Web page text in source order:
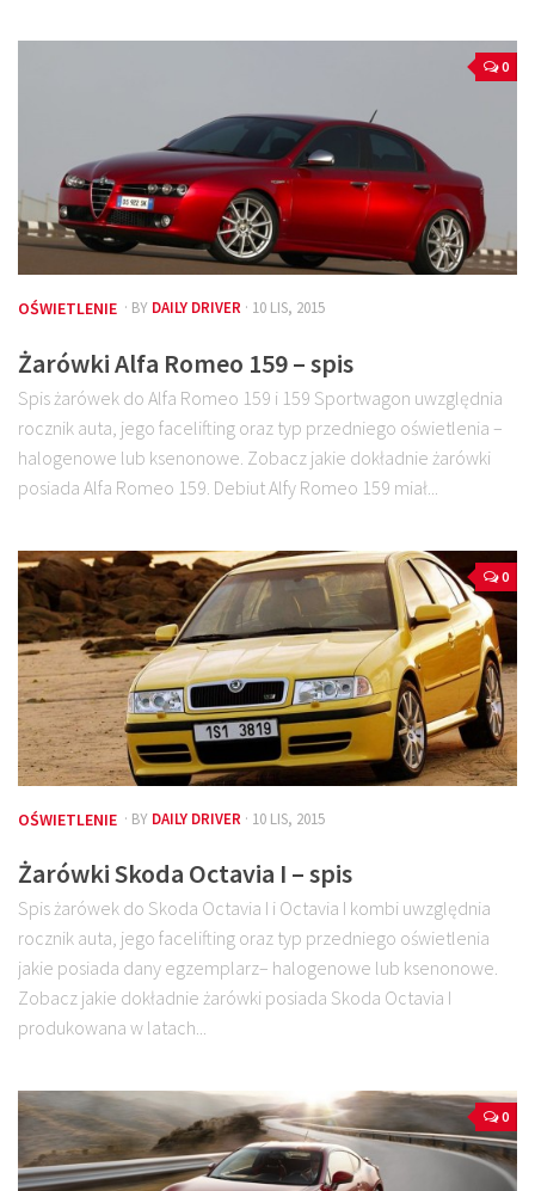
0
OŚWIETLENIE · BY DAILY DRIVER · 10 LIS, 2015
Żarówki Alfa Romeo 159 – spis
Spis żarówek do Alfa Romeo 159 i 159 Sportwagon uwzględnia
rocznik auta, jego facelifting oraz typ przedniego oświetlenia –
halogenowe lub ksenonowe. Zobacz jakie dokładnie żarówki
posiada Alfa Romeo 159. Debiut Alfy Romeo 159 miał...
0
OŚWIETLENIE · BY DAILY DRIVER · 10 LIS, 2015
Żarówki Skoda Octavia I – spis
Spis żarówek do Skoda Octavia I i Octavia I kombi uwzględnia
rocznik auta, jego facelifting oraz typ przedniego oświetlenia
jakie posiada dany egzemplarz– halogenowe lub ksenonowe.
Zobacz jakie dokładnie żarówki posiada Skoda Octavia I
produkowana w latach...
0